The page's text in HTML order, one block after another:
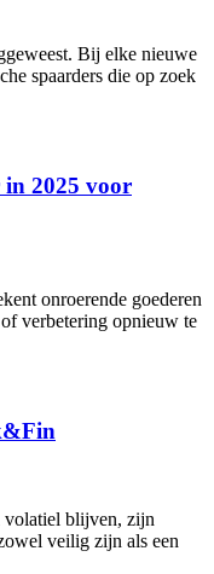
Bij elke nieuwe
spaarders die op zoek
in 2025 voor
onroerende goederen
verbetering opnieuw te
volatiel blijven, zijn
veilig zijn als een